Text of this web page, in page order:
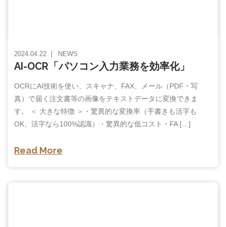
2024.04.22 NEWS
AI-OCR「パソコン入力業務を効率化」
OCRにAI技術を使い、スキャナ、FAX、メール（PDF・写
真）で届く注文書等の画像をテキストデータに変換できま
す。 ＜ 大きな特徴 ＞・驚異的な変換率（手書きも活字も
OK、活字なら100%認識）・驚異的な低コスト・FA […]
Read More